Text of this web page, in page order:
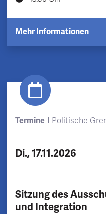
Mehr Informationen
Termine Politische
Di., 17.11.2026
Sitzung des
und Integration